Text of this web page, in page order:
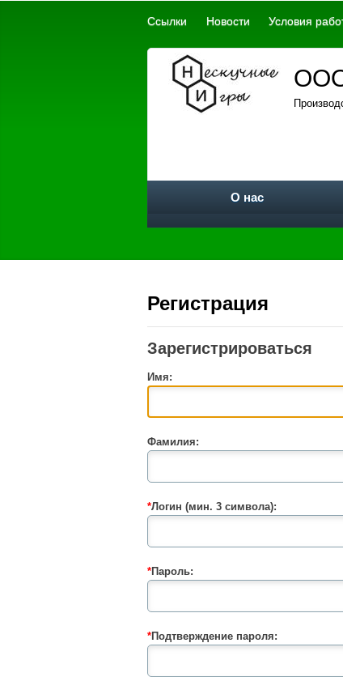
Ссылки Новости Условия
О нас
Регистрация
Зарегистрироваться
Имя:
Фамилия:
*Логин (мин. 3 символа):
*Пароль:
*Подтверждение пароля: